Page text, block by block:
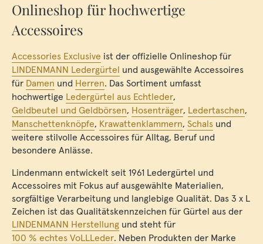
Onlineshop für hochwertige
Accessoires
Accessories Exclusive ist der offizielle Onlineshop für
LINDENMANN Ledergürtel und ausgewählte Accessoires
für Damen und Herren. Das Sortiment umfasst
hochwertige Ledergürtel aus Echtleder,
Geldbeutel und Geldbörsen, Hosenträger, Ledertaschen,
Manschettenknöpfe, Krawattenklammern, Schals und
weitere stilvolle Accessoires für Alltag, Beruf und
besondere Anlässe.
Lindenmann entwickelt seit 1961 Ledergürtel und
Accessoires mit Fokus auf ausgewählte Materialien,
sorgfältige Verarbeitung und langlebige Qualität. Das 3 x L
Zeichen ist das Qualitätskennzeichen für Gürtel aus der
LINDENMANN Herstellung und steht für
100 % echtes VoLLLeder. Neben Produkten der Marke